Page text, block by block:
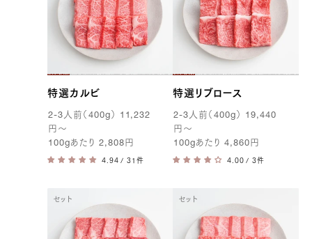
特選カルビ
2-3人前（ 400g ）
11,232
円 〜
100g あたり 2,808 円
/ 31件
特選リブロース
2-3人前（400g ） 19,440
円 〜
100g あたり4,860 円
/ 3件
セット セット